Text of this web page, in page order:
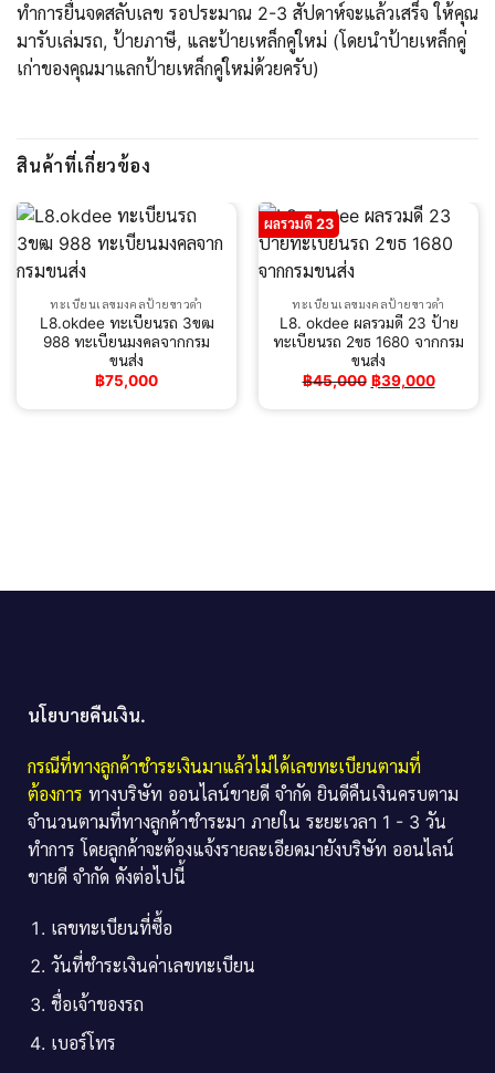
ทำการยื่นจดสลับเลข รอประมาณ 2-3 สัปดาห์จะแล้วเสร็จ ให้คุณ
มารับเล่มรถ, ป้ายภาษี, และป้ายเหล็กคู่ใหม่ (โดยนำป้ายเหล็กคู่
เก่าของคุณมาแลกป้ายเหล็กคู่ใหม่ด้วยครับ)
สินค้าที่เกี่ยวข้อง
ทะเบียนเลขมงคลป้ายขาวดำ
L8.okdee ทะเบียนรถ 3ขฒ
988 ทะเบียนมงคลจากกรม
ขนส่ง
฿75,000
ผลรวมดี 23
ทะเบียนเลขมงคลป้ายขาวดำ
L8. okdee ผลรวมดี 23 ป้าย
ทะเบียนรถ 2ขธ 1680 จากกรม
ขนส่ง
฿45,000 Original
price
฿39,000Current
price
นโยบายคืนเงิน.
กรณีที่ทางลูกค้าชำระเงินมาแล้วไม่ได้เลขทะเบียนตามที่
ต้องการ ทางบริษัท ออนไลน์ขายดี จำกัด ยินดีคืนเงินครบตาม
จำนวนตามที่ทางลูกค้าชำระมา ภายใน ระยะเวลา 1 - 3 วัน
ทำการ โดยลูกค้าจะต้องแจ้งรายละเอียดมายังบริษัท ออนไลน์
ขายดี จำกัด ดังต่อไปนี้
เลขทะเบียนที่ซื้อ
วันที่ชำระเงินค่าเลขทะเบียน
ชื่อเจ้าของรถ
เบอร์โทร